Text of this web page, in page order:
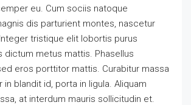
eu. Cum sociis natoque
dis parturient montes, nascetur
tristique elit lobortis purus
dictum metus mattis. Phasellus
eros porttitor mattis. Curabitur massa
in blandit id, porta in ligula. Aliquam
at interdum mauris sollicitudin et.